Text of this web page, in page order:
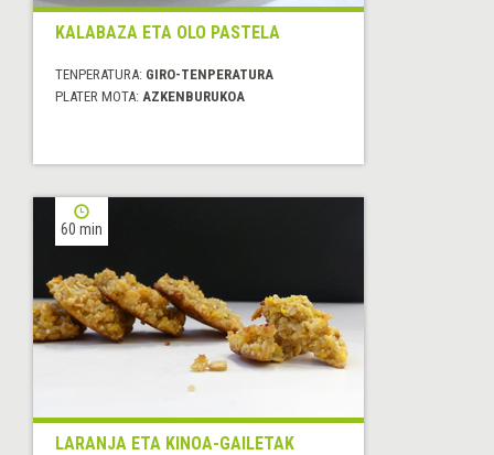
KALABAZA ETA OLO PASTELA
TENPERATURA: GIRO-TENPERATURA
PLATER MOTA: AZKENBURUKOA
60 min
LARANJA ETA KINOA-GAILETAK